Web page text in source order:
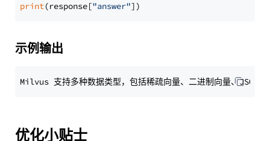
print(response["answer"
示例输出
优化小贴士